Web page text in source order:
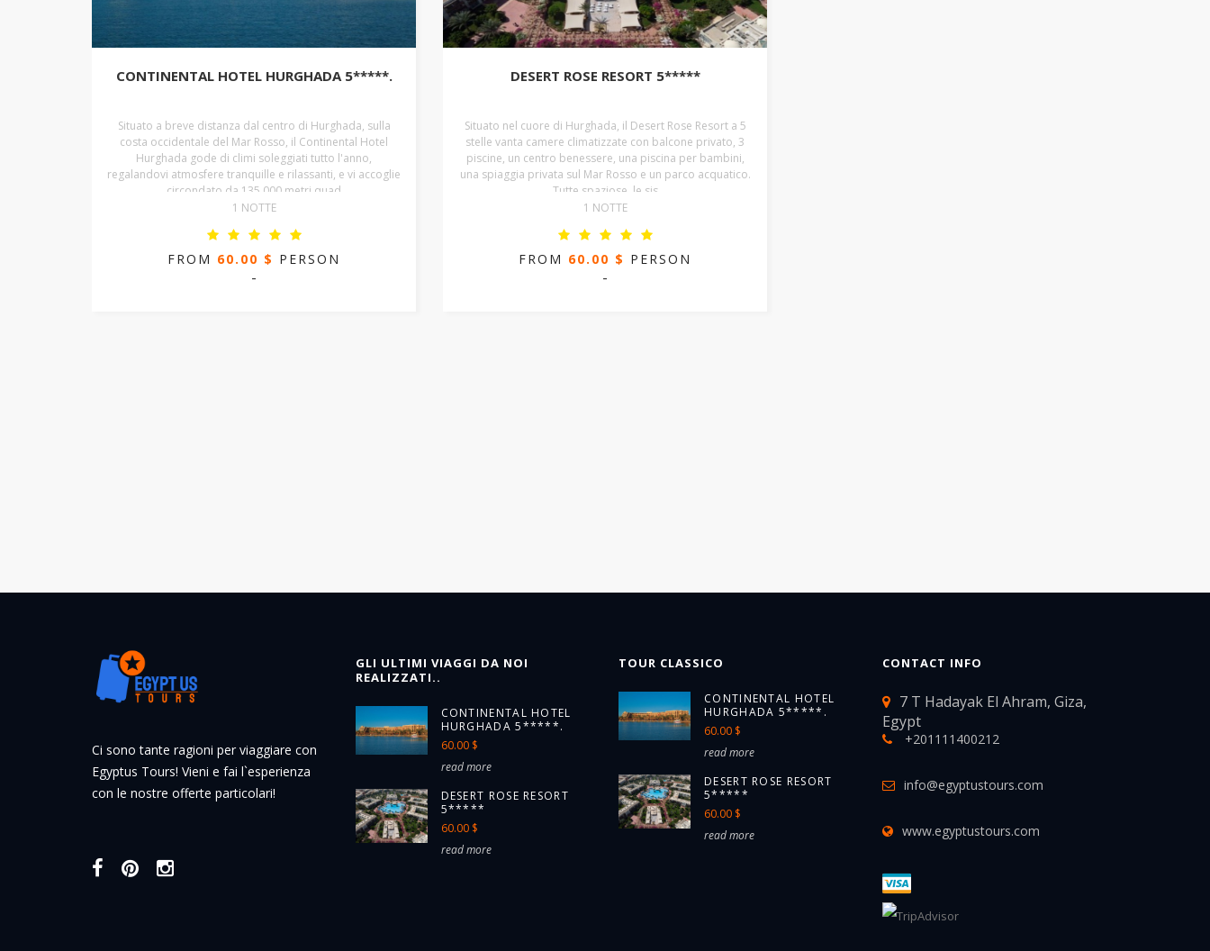
CONTINENTAL HOTEL HURGHADA 5*****.
Situato a breve distanza dal centro di Hurghada, sulla
costa occidentale del Mar Rosso, il Continental Hotel
Hurghada gode di climi soleggiati tutto l'anno,
regalandovi atmosfere tranquille e rilassanti, e vi accoglie
circondato da 135.000 metri quad
1 NOTTE
FROM 60.00 $ PERSON
-
DESERT ROSE RESORT 5*****
Situato nel cuore di Hurghada, il Desert Rose Resort a 5
stelle vanta camere climatizzate con balcone privato, 3
piscine, un centro benessere, una piscina per bambini,
una spiaggia privata sul Mar Rosso e un parco acquatico.
Tutte spaziose, le sis
1 NOTTE
FROM 60.00 $ PERSON
-
Ci sono tante ragioni per viaggiare con
Egyptus Tours! Vieni e fai l`esperienza
con le nostre offerte particolari!
GLI ULTIMI VIAGGI DA NOI
REALIZZATI..
CONTINENTAL HOTEL
HURGHADA 5*****.
60.00 $
read more
DESERT ROSE RESORT
5*****
60.00 $
read more
TOUR CLASSICO
CONTINENTAL HOTEL
HURGHADA 5*****.
60.00 $
read more
DESERT ROSE RESORT
5*****
60.00 $
read more
CONTACT INFO
7 T Hadayak El Ahram, Giza,
Egypt
+201111400212
info@egyptustours.com
www.egyptustours.com